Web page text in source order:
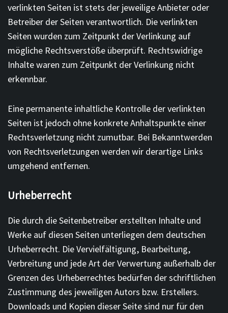
verlinkten Seiten ist stets der jeweilige Anbieter oder
Betreiber der Seiten verantwortlich. Die verlinkten
Seiten wurden zum Zeitpunkt der Verlinkung auf
mögliche Rechtsverstöße überprüft. Rechtswidrige
Inhalte waren zum Zeitpunkt der Verlinkung nicht
erkennbar.
Eine permanente inhaltliche Kontrolle der verlinkten
Seiten ist jedoch ohne konkrete Anhaltspunkte einer
Rechtsverletzung nicht zumutbar. Bei Bekanntwerden
von Rechtsverletzungen werden wir derartige Links
umgehend entfernen.
Urheberrecht
Die durch die Seitenbetreiber erstellten Inhalte und
Werke auf diesen Seiten unterliegen dem deutschen
Urheberrecht. Die Vervielfältigung, Bearbeitung,
Verbreitung und jede Art der Verwertung außerhalb der
Grenzen des Urheberrechtes bedürfen der schriftlichen
Zustimmung des jeweiligen Autors bzw. Erstellers.
Downloads und Kopien dieser Seite sind nur für den